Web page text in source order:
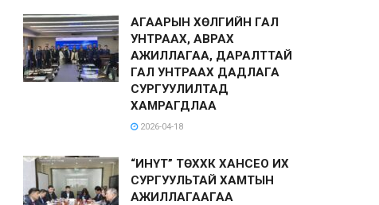
АГААРЫН ХӨЛГИЙН ГАЛ
УНТРААХ, АВРАХ
АЖИЛЛАГАА, ДАРАЛТТАЙ
ГАЛ УНТРААХ ДАДЛАГА
СУРГУУЛИЛТАД
ХАМРАГДЛАА
2026-04-18
“ИНҮТ” ТӨХХК ХАНСЕО ИХ
СУРГУУЛЬТАЙ ХАМТЫН
АЖИЛЛАГААГАА